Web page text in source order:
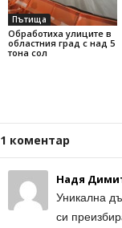
Пътища
Обработиха улиците в
областния град с над 5
тона сол
1 коментар
Надя
Уникална
си